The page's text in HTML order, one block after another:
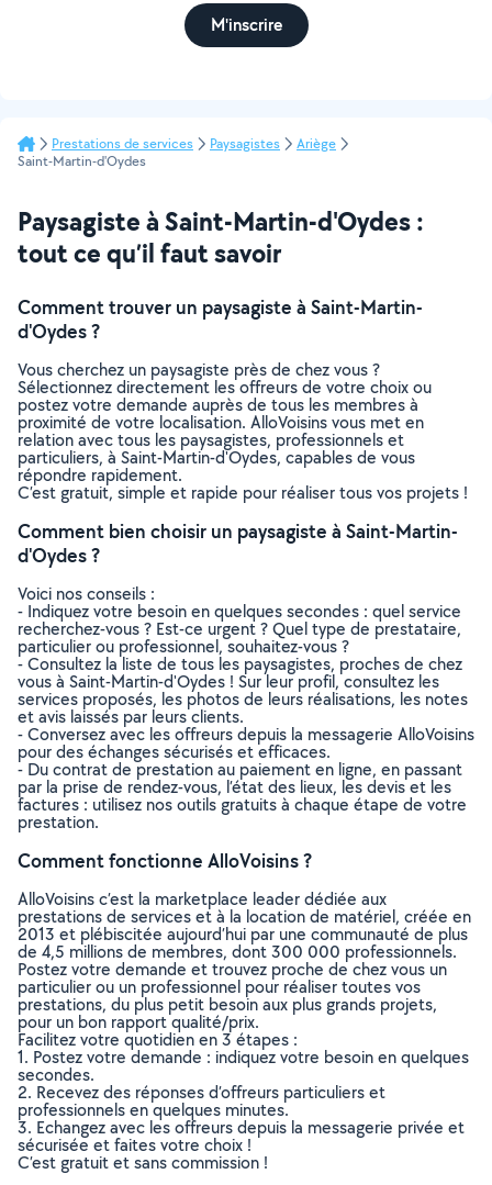
M'inscrire
Prestations de services Paysagistes
Ariège
Saint-Martin-d'Oydes
Paysagiste à Saint-Martin-d'Oydes :
tout ce qu’il faut savoir
Comment trouver un paysagiste à Saint-Martin-
d'Oydes ?
Vous cherchez un paysagiste près de chez vous ?
Sélectionnez directement les offreurs de votre choix ou
postez votre demande auprès de tous les membres à
proximité de votre localisation. AlloVoisins vous met en
relation avec tous les paysagistes, professionnels et
particuliers, à Saint-Martin-d'Oydes, capables de vous
répondre rapidement.
C’est gratuit, simple et rapide pour réaliser tous vos projets !
Comment bien choisir un paysagiste à Saint-Martin-
d'Oydes ?
Voici nos conseils :
- Indiquez votre besoin en quelques secondes : quel service
recherchez-vous ? Est-ce urgent ? Quel type de prestataire,
particulier ou professionnel, souhaitez-vous ?
- Consultez la liste de tous les paysagistes, proches de chez
vous à Saint-Martin-d'Oydes ! Sur leur profil, consultez les
services proposés, les photos de leurs réalisations, les notes
et avis laissés par leurs clients.
- Conversez avec les offreurs depuis la messagerie AlloVoisins
pour des échanges sécurisés et efficaces.
- Du contrat de prestation au paiement en ligne, en passant
par la prise de rendez-vous, l’état des lieux, les devis et les
factures : utilisez nos outils gratuits à chaque étape de votre
prestation.
Comment fonctionne AlloVoisins ?
AlloVoisins c’est la marketplace leader dédiée aux
prestations de services et à la location de matériel, créée en
2013 et plébiscitée aujourd’hui par une communauté de plus
de 4,5 millions de membres, dont 300 000 professionnels.
Postez votre demande et trouvez proche de chez vous un
particulier ou un professionnel pour réaliser toutes vos
prestations, du plus petit besoin aux plus grands projets,
pour un bon rapport qualité/prix.
Facilitez votre quotidien en 3 étapes :
1. Postez votre demande : indiquez votre besoin en quelques
secondes.
2. Recevez des réponses d’offreurs particuliers et
professionnels en quelques minutes.
3. Echangez avec les offreurs depuis la messagerie privée et
sécurisée et faites votre choix !
C’est gratuit et sans commission !